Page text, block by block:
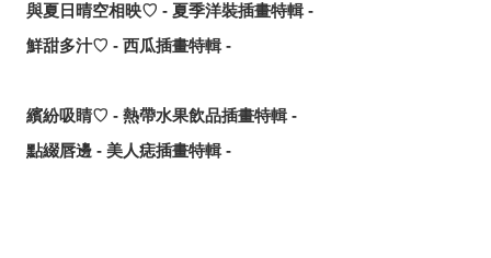
與夏日晴空相映♡ - 夏季洋裝插畫特輯 -
鮮甜多汁♡ - 西瓜插畫特輯 -
繽紛吸睛♡ - 熱帶水果飲品插畫特輯 -
點綴唇邊 - 美人痣插畫特輯 -